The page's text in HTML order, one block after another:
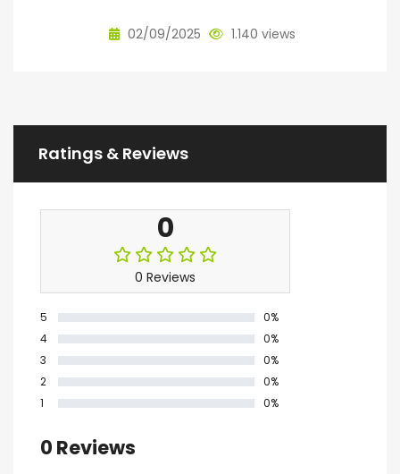
02/09/2025 1.140 views
Ratings & Reviews
0
0 Reviews
5
0%
4
0%
3
0%
2
0%
1
0%
0 Reviews